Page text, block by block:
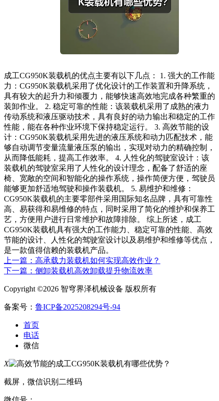
成工CG950K装载机的优点主要有以下几点： 1. 强大的工作能
力：CG950K装载机采用了优化设计的工作装置和升降系统，
具有较大的起升力和倾覆力，能够快速高效地完成各种繁重的
装卸作业。 2. 稳定可靠的性能：该装载机采用了成熟的液力
传动系统和液压驱动技术，具有良好的动力输出和稳定的工作
性能，能在各种作业环境下保持稳定运行。 3. 高效节能的设
计：CG950K装载机采用先进的液压系统和动力匹配技术，能
够自动调节变量流量液压泵的输出，实现对动力的精确控制，
从而降低能耗，提高工作效率。 4. 人性化的驾驶室设计：该
装载机的驾驶室采用了人性化的设计理念，配备了舒适的座
椅、宽敞的空间和智能化的操作系统，操作简便方便，驾驶员
能够更加舒适地驾驶和操作装载机。 5. 易维护和维修：
CG950K装载机的主要零部件采用国际知名品牌，具有可靠性
高、易获得和易维修的特点，同时采用了简化的维护和保养工
艺，方便用户进行日常维护和故障排除。 综上所述，成工
CG950K装载机具有强大的工作能力、稳定可靠的性能、高效
节能的设计、人性化的驾驶室设计以及易维护和维修等优点，
是一款值得信赖的装载机产品。
上一篇：高承载力装载机如何实现高效作业？
下一篇：侧卸装载机高效卸载提升物流效率
Copyright ©2026 智穹界泽机械设备 版权所有
备案号： 鲁ICP备2025208294号-94
首页
电话
微信
X
截屏，微信识别二维码